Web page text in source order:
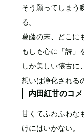
そう願ってしまう
る。
葛藤の末、どこに
もしも心に「詩」
しか美しい懐古に、
想いは浄化される
内田紅甘のコメ
甘くてふわふわな
けにはいかない。